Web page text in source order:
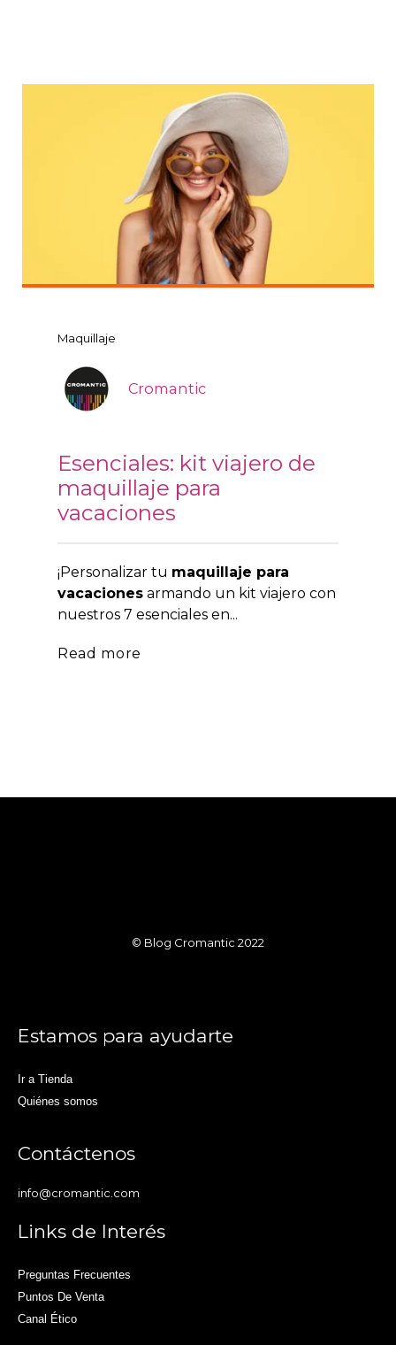
Maquillaje
Cromantic
Esenciales: kit viajero de
maquillaje para
vacaciones
¡Personalizar tu maquillaje para
vacaciones armando un kit viajero con
nuestros 7 esenciales en...
Read more
© Blog Cromantic 2022
Estamos para ayudarte
Ir a Tienda
Quiénes somos
Contáctenos
info@cromantic.com
Links de Interés
Preguntas Frecuentes
Puntos De Venta
Canal Ético